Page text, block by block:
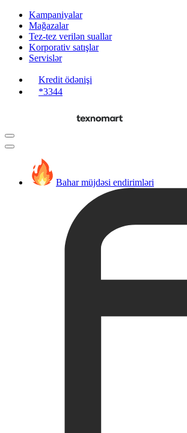
Kampaniyalar
Mağazalar
Tez-tez verilən suallar
Korporativ satışlar
Servislər
Kredit ödənişi
*3344
Bahar müjdəsi endirimləri